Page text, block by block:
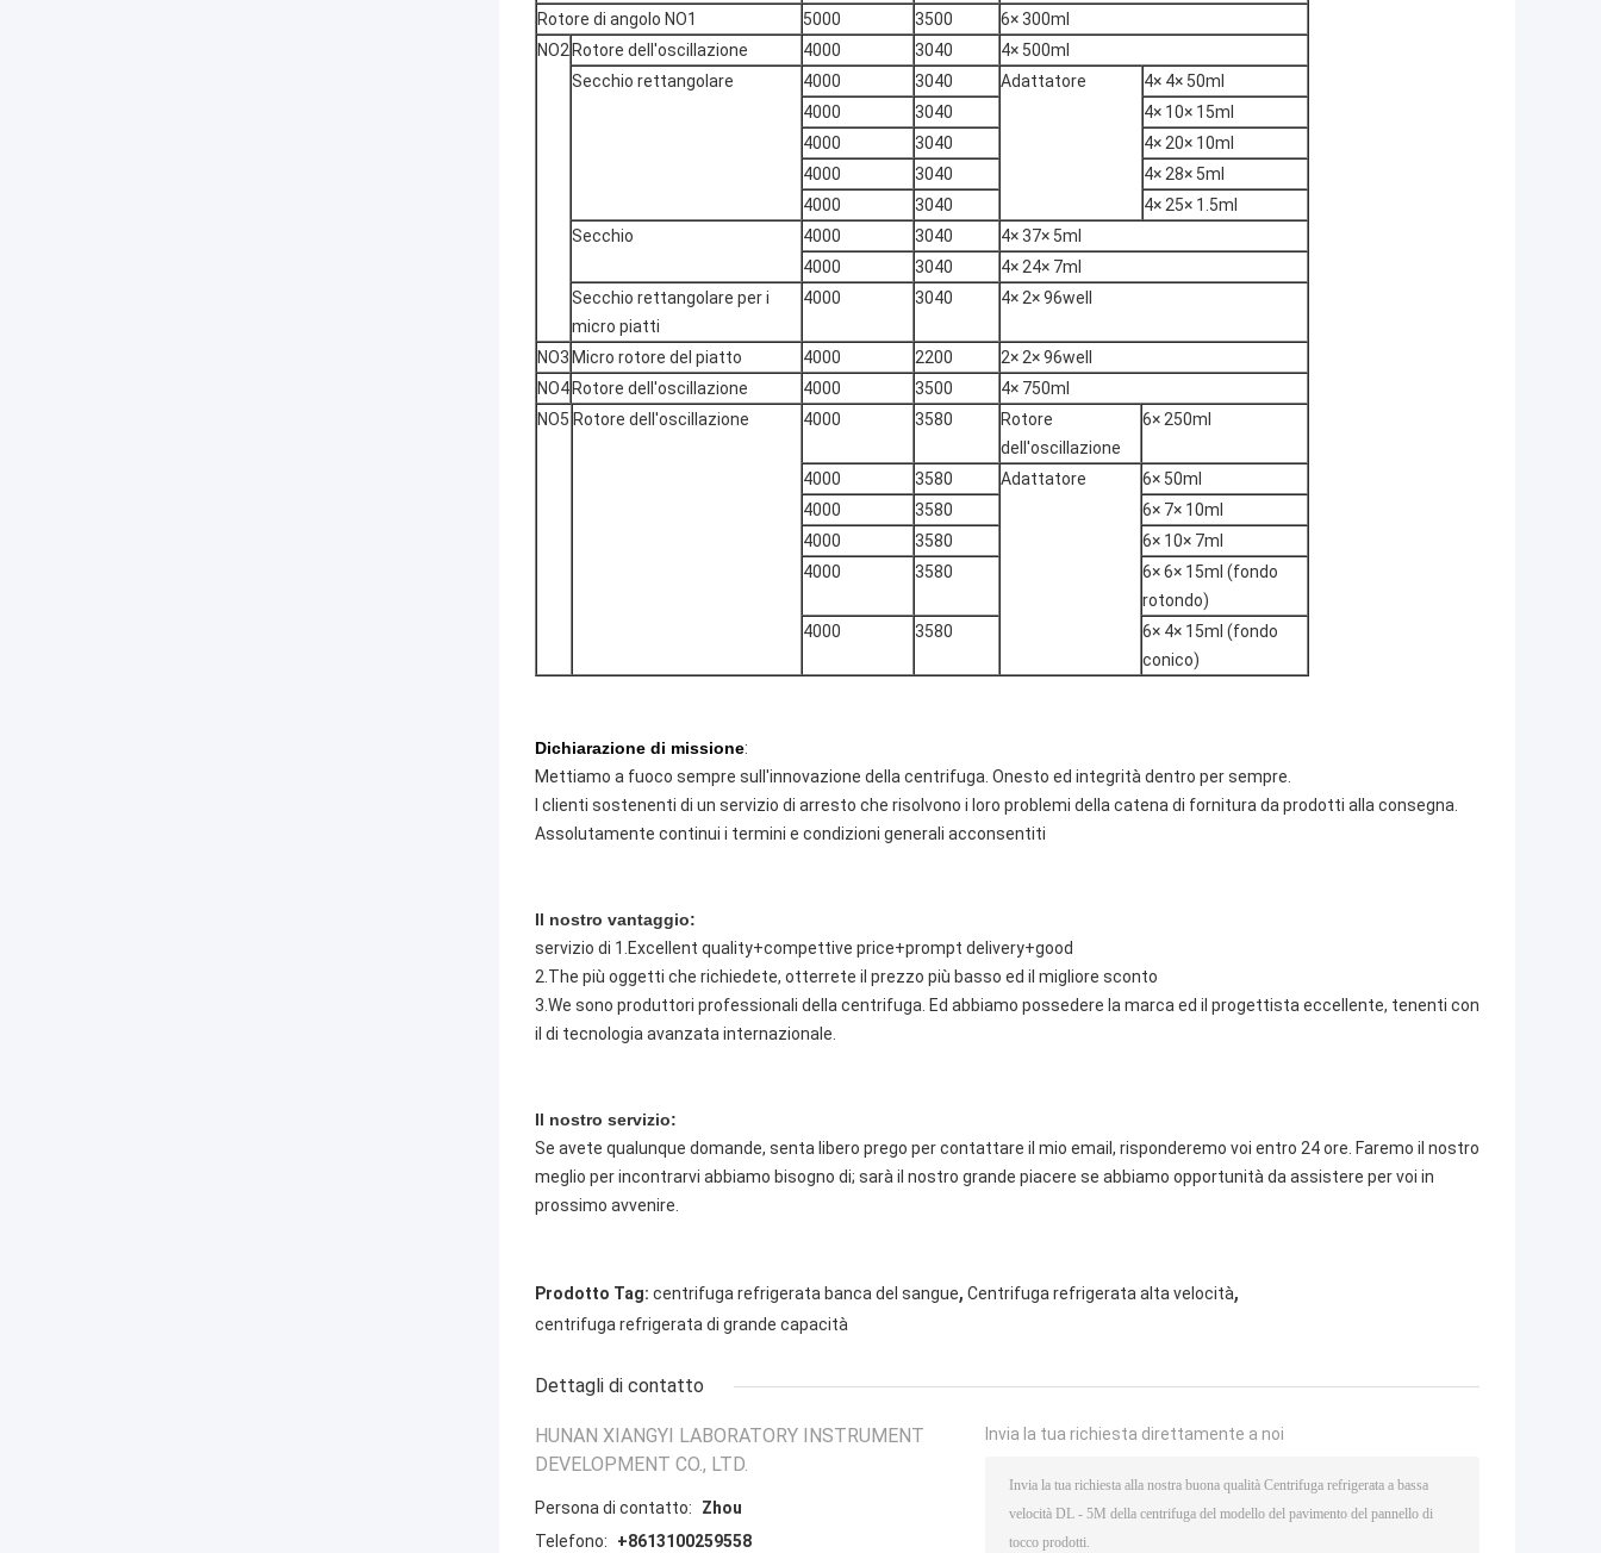
Rotore di angolo NO1 5000 3500
6× 300ml
NO2 Rotore dell'oscillazione 4000 3040
4× 500ml
Secchio rettangolare
4000 3040 Adattatore
4× 4× 50ml
4000
3040
4× 10× 15ml
4000
3040
4× 20× 10ml
4000
3040
4× 28× 5ml
4000
3040
4× 25× 1.5ml
Secchio
4000 3040
4× 37× 5ml
4000
3040
4× 24× 7ml
Secchio rettangolare per i
micro piatti
4000 3040 4× 2× 96well
NO3 Micro rotore del piatto 4000 2200
2× 2× 96well
NO4 Rotore dell'oscillazione 4000 3500
4× 750ml
NO5 Rotore dell'oscillazione 4000 3580
Rotore
dell'oscillazione
6× 250ml
4000 3580 Adattatore
6× 50ml
4000
3580
6× 7× 10ml
4000
3580
6× 10× 7ml
4000
3580
6× 6× 15ml (fondo
rotondo)
4000
3580
6× 4× 15ml (fondo
conico)
Dichiarazione di missione:
Mettiamo a fuoco sempre sull'innovazione della centrifuga. Onesto ed integrità dentro per sempre.
I clienti sostenenti di un servizio di arresto che risolvono i loro problemi della catena di fornitura da prodotti alla consegna.
Assolutamente continui i termini e condizioni generali acconsentiti
Il nostro vantaggio:
servizio di 1.Excellent quality+compettive price+prompt delivery+good
2.The più oggetti che richiedete, otterrete il prezzo più basso ed il migliore sconto
3.We sono produttori professionali della centrifuga. Ed abbiamo possedere la marca ed il progettista eccellente, tenenti con
il di tecnologia avanzata internazionale.
Il nostro servizio:
Se avete qualunque domande, senta libero prego per contattare il mio email, risponderemo voi entro 24 ore. Faremo il nostro
meglio per incontrarvi abbiamo bisogno di; sarà il nostro grande piacere se abbiamo opportunità da assistere per voi in
prossimo avvenire.
Prodotto Tag: centrifuga refrigerata banca del sangue, Centrifuga refrigerata alta velocità,
centrifuga refrigerata di grande capacità
Dettagli di contatto
HUNAN XIANGYI LABORATORY INSTRUMENT
DEVELOPMENT CO., LTD.
Persona di contatto:
Zhou
Telefono:
+8613100259558
Invia la tua richiesta direttamente a noi